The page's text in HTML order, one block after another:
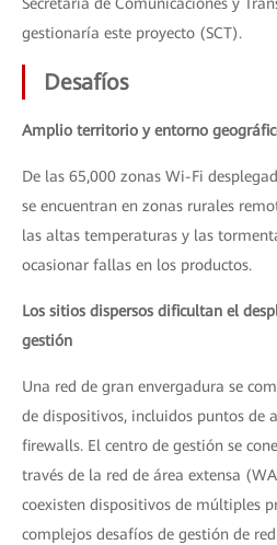
gestionaría este proyecto (SCT).
Desafíos
Amplio territorio y entorno
De las 65,000 zonas Wi-Fi
se encuentran en zonas rurales
las altas temperaturas y las
ocasionar fallas en los productos.
Los sitios dispersos dificultan el
gestión
Una red de gran envergadura se
de dispositivos, incluidos puntos de
firewalls. El centro de gestión se
través de la red de área extensa
coexisten dispositivos de múltiples
complejos desafíos de gestión de